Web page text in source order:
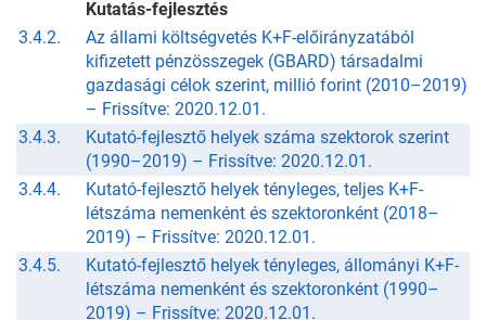
Kutatás-fejlesztés
3.4.2.
Az állami költségvetés K+F-előirányzatából
kifizetett pénzösszegek (GBARD) társadalmi
gazdasági célok szerint, millió forint (2010–2019)
– Frissítve: 2020.12.01.
3.4.3.
Kutató-fejlesztő helyek száma szektorok szerint
(1990–2019) – Frissítve: 2020.12.01.
3.4.4.
Kutató-fejlesztő helyek tényleges, teljes K+F-
létszáma nemenként és szektoronként (2018–
2019) – Frissítve: 2020.12.01.
3.4.5.
Kutató-fejlesztő helyek tényleges, állományi K+F-
létszáma nemenként és szektoronként (1990–
2019) – Frissítve: 2020.12.01.